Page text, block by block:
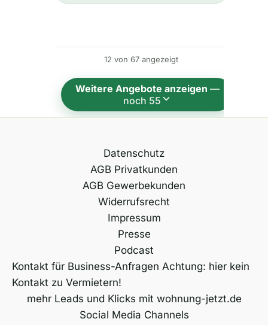
a
t
i
12 von 67 angezeigt
Weitere Angebote anzeigen —
noch 55
Datenschutz
AGB Privatkunden
AGB Gewerbekunden
Widerrufsrecht
Impressum
Presse
Podcast
Kontakt für Business-Anfragen Achtung: hier kein
Kontakt zu Vermietern!
mehr Leads und Klicks mit wohnung-jetzt.de
Social Media Channels